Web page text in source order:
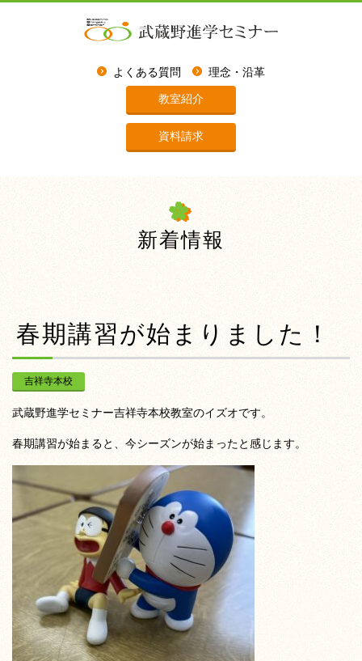
よくある質問 理念・沿革
教室紹介
資料請求
新着情報
春期講習が始まりました！
吉祥寺本校
武蔵野進学セミナー吉祥寺本校教室のイズオです。
春期講習が始まると、今シーズンが始まったと感じます。